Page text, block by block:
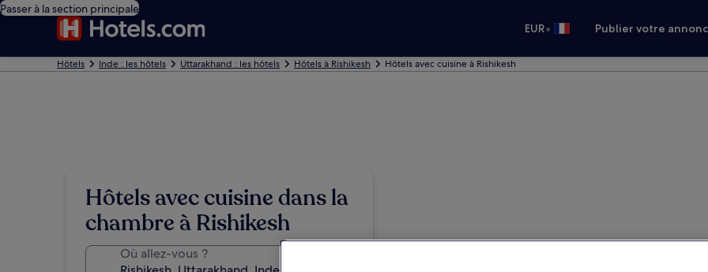
Passer à la section principale
EUR• Publier votre
Hôtels Inde : les hôtels Uttarakhand : les hôtels Hôtels à Rishikesh Hôtels avec cuisine à Rishikesh
Hôtels avec cuisine dans la
chambre à Rishikesh
Où allez-vous ?